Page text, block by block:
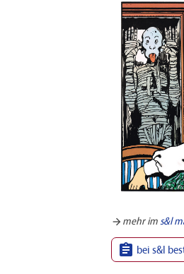
arrow_forward mehr im s&l
 bei s&l